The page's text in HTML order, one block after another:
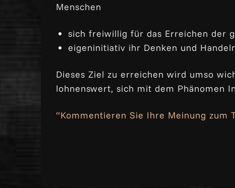
Menschen
sich freiwillig für das Erreichen der
eigeninitiativ ihr Denken und
Dieses Ziel zu erreichen wird umso
lohnenswert, sich mit dem Phänomen
“Kommentieren Sie Ihre Meinung zum